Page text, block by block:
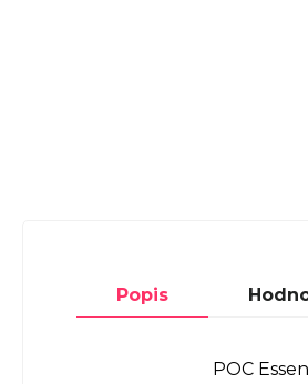
Popis
POC